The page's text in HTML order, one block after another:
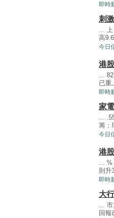
即時
刺
...
高
今日
港
...
已重
即時
家
...
籌；
今日
港
... %
則升
即時
大
...
回報